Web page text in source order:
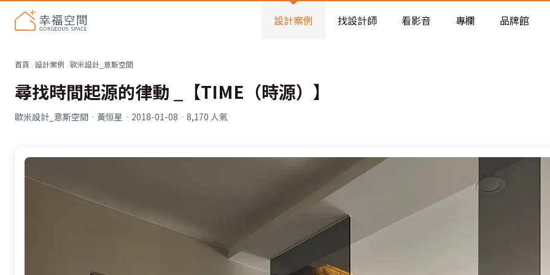
設計案例 找設計師 看影音 專欄 品牌館
首頁 設計案例 歐米設計_意斯空間
尋找時間起源的律動 _【TIME（時源）】
歐米設計_意斯空間 · 黃恒星 · 2018-01-08 · 8,170 人氣